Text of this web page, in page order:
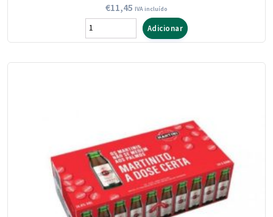
€11,45 IVA incluído
Quantidade
de
Adicionar